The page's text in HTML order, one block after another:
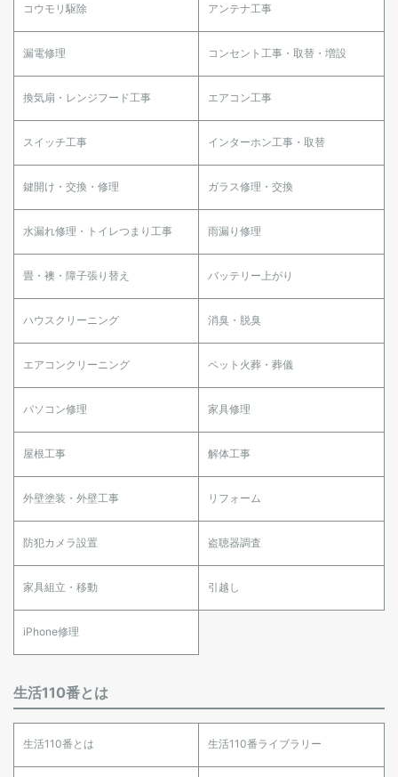
コウモリ駆除 アンテナ工事
漏電修理 コンセント工事・取替・増設
換気扇・レンジフード工事 エアコン工事
スイッチ工事 インターホン工事・取替
鍵開け・交換・修理 ガラス修理・交換
水漏れ修理・トイレつまり工事 雨漏り修理
畳・襖・障子張り替え バッテリー上がり
ハウスクリーニング 消臭・脱臭
エアコンクリーニング ペット火葬・葬儀
パソコン修理 家具修理
屋根工事 解体工事
外壁塗装・外壁工事 リフォーム
防犯カメラ設置 盗聴器調査
家具組立・移動 引越し
iPhone修理
生活110番とは
生活110番とは 生活110番ライブラリー